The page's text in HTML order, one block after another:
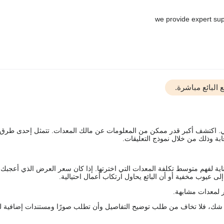
مباشرة.
اكتشف أكبر قدر ممكن من المعلومات عن مالك المعدات. تتمثل إحدى
وذلك من خلال نموذج التعليقات.
لفهم متوسط تكلفة المعدات التي اخترتها. إذا كان سعر العرض الذي
مخفية أو أن البائع يحاول ارتكاب أعمال احتيالية.
مشابهة.
شك، فلا تخاف من طلب توضيح التفاصيل وأن تطلب صورًا ومستندات إضافية